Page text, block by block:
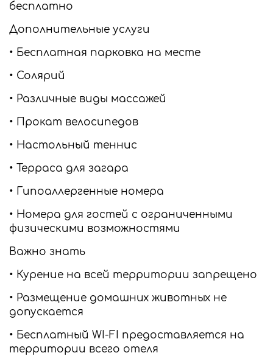
бесплатно
Дополнительные услуги
• Бесплатная парковка на месте
• Солярий
• Различные виды массажей
• Прокат велосипедов
• Настольный теннис
• Терраса для загара
• Гипоаллергенные номера
• Номера для гостей с ограниченными
физическими возможностями
Важно знать
• Курение на всей территории запрещено
• Размещение домашних животных не
допускается
• Бесплатный WI-FI предоставляется на
территории всего отеля